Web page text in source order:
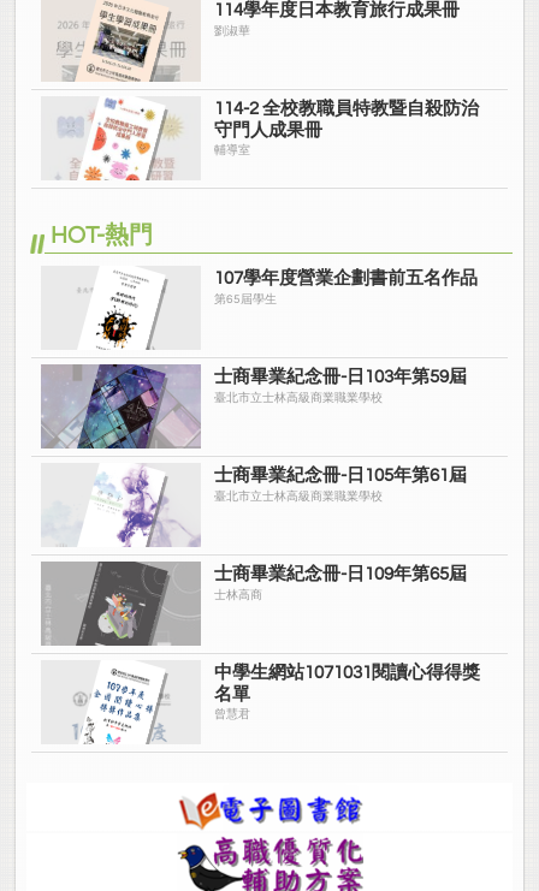
114學年度日本教育旅行成果冊
劉淑華
114-2 全校教職員特教暨自殺防治
守門人成果冊
輔導室
HOT-熱門
107學年度營業企劃書前五名作品
第65屆學生
士商畢業紀念冊-日103年第59屆
臺北市立士林高級商業職業學校
士商畢業紀念冊-日105年第61屆
臺北市立士林高級商業職業學校
士商畢業紀念冊-日109年第65屆
士林高商
中學生網站1071031閱讀心得得獎
名單
曾慧君